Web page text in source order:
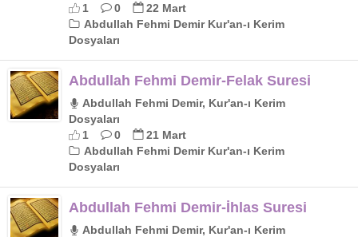
1
0
22 Mart
Abdullah Fehmi Demir Kur'an-ı Kerim
Dosyaları
Abdullah Fehmi Demir-Felak Suresi
Abdullah Fehmi Demir, Kur'an-ı Kerim
Dosyaları
1
0
21 Mart
Abdullah Fehmi Demir Kur'an-ı Kerim
Dosyaları
Abdullah Fehmi Demir-İhlas Suresi
Abdullah Fehmi Demir, Kur'an-ı Kerim